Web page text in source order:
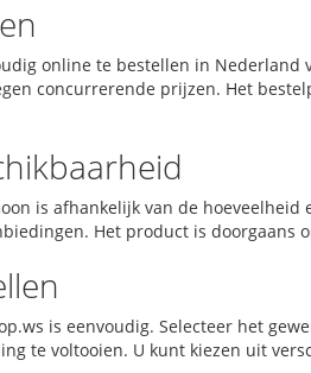
online te bestellen in
concurrerende prijzen. Het
is afhankelijk van de
Het product is doorgaans
is eenvoudig. Selecteer het
te voltooien. U kunt kiezen uit